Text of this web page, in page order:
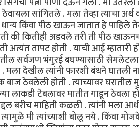
सांगितले . मला तेव्हा त्याचा
किंवा पीठ खाऊन जातात हे पाहिले
की कितीही अडवले तरी ती पीठ
तापट होती . याची आई म्हातारी
सर्वजण भंगुरई बघण्यासाठी सेमलेटला
. मला देखील त्यांनी फारशी बंधने घातली
ठेवलेली होती . त्याच्यावर घरातील
लाकडी टेबलावर मातीत गाडून ठेवला
बरीच माहिती कळली . त्यांनी
मी त्यांच्याशी बोलू नये . किंवा